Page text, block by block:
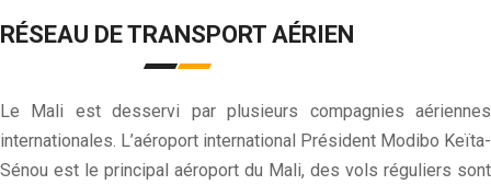
RÉSEAU DE TRANSPORT AÉRIEN
Le Mali est desservi par plusieurs compagnies aériennes
internationales. L’aéroport international Président Modibo Keïta-
Sénou est le principal aéroport du Mali, des vols réguliers sont